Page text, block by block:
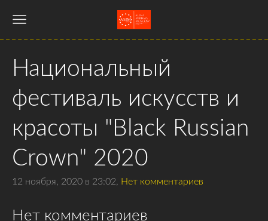
Национальный
фестиваль искусств и
красоты "Black Russian
Crown" 2020
12 ноября, 2020 в 23:02, Нет комментариев
Нет комментариев